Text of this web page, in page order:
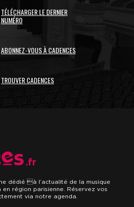
TÉLÉCHARGER LE DERNIER
NUMÉRO
ABONNEZ-VOUS À CADENCES
TROUVER CADENCES
.fr
dédié à l’actualité de la musique
région parisienne. Réservez vos
via notre agenda.